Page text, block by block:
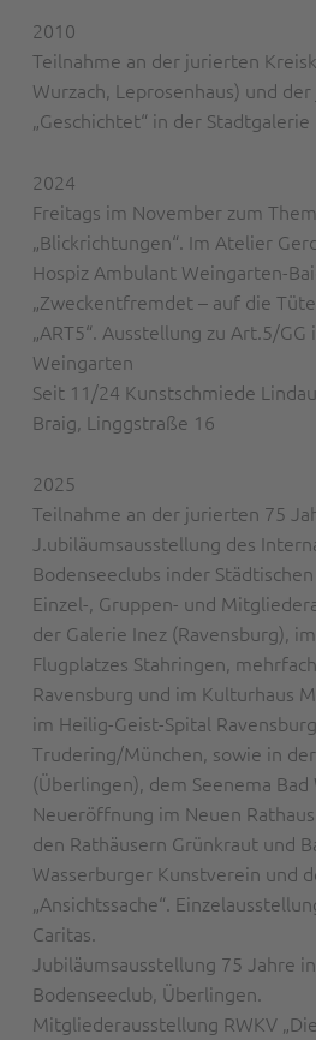
2010
Teilnahme an der jurierten
Wurzach, Leprosenhaus) und
„Geschichtet“ in der
2024
Freitags im November zum
„Blickrichtungen“. Im Atelier
Hospiz Ambulant Weingarten-
„Zweckentfremdet – auf die
„ART5“. Ausstellung zu Art.5/GG
Weingarten
Seit 11/24 Kunstschmiede
Braig, Linggstraße 16
2025
Teilnahme an der jurierten 75
J.ubiläumsausstellung des
Bodenseeclubs inder
Einzel-, Gruppen- und
der Galerie Inez (Ravensburg),
Flugplatzes Stahringen,
Ravensburg und im Kulturhaus
im Heilig-Geist-Spital
Trudering/München, sowie in
(Überlingen), dem Seenema Bad
Neueröffnung im Neuen
den Rathäusern Grünkraut und
Wasserburger Kunstverein und
„Ansichtssache“.
Caritas.
Jubiläumsausstellung 75 Jahre
Bodenseeclub, Überlingen.
Mitgliederausstellung RWKV